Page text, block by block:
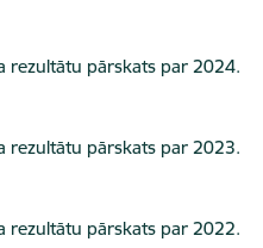
rezultātu pārskats par 2024.
rezultātu pārskats par 2023.
rezultātu pārskats par 2022.